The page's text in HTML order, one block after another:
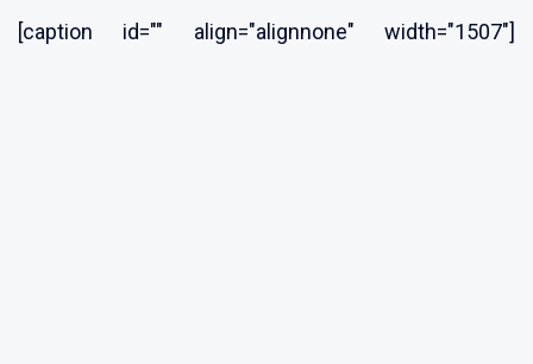
[caption id="" align="alignnone" width="1507"]